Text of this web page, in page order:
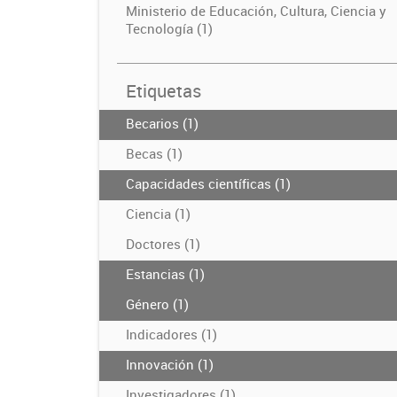
Ministerio de Educación, Cultura, Ciencia y
Tecnología (1)
Etiquetas
Becarios (1)
Becas (1)
Capacidades científicas (1)
Ciencia (1)
Doctores (1)
Estancias (1)
Género (1)
Indicadores (1)
Innovación (1)